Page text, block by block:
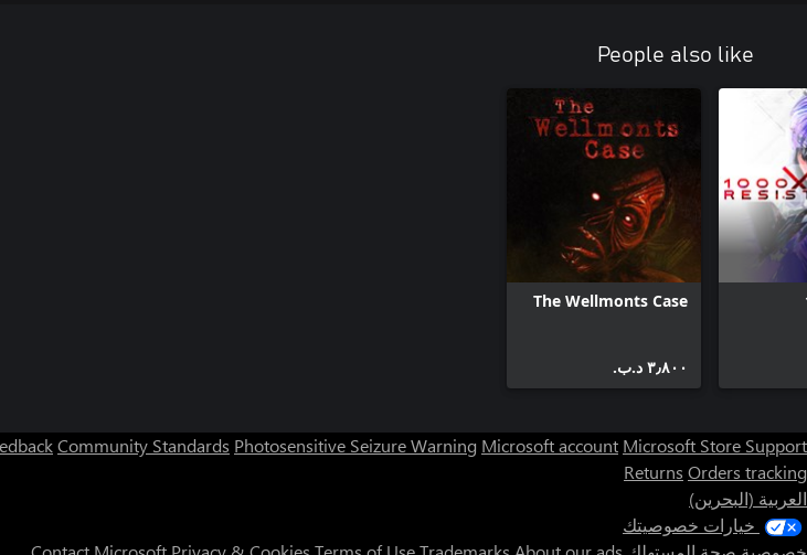
People also like
The Wellmonts Case
٣٫٨٠٠ د.ب.‏
Community Standards Photosensitive Seizure Warning Microsoft account Microsoft Store Support
Returns Orders tracking
العربية (البحرين)
خيارات خصوصيتك